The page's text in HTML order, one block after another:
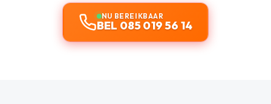
NU BEREIKBAAR
BEL 085 019 56 14